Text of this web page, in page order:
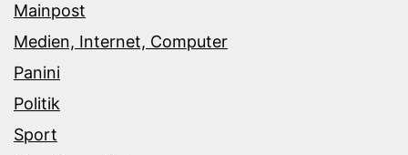
Mainpost
Medien, Internet, Computer
Panini
Politik
Sport